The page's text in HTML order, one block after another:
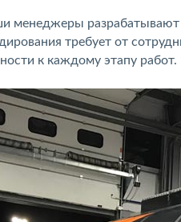
менеджеры разрабатывают
требует от
к каждому этапу